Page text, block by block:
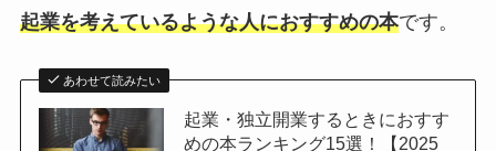
起業を考えているような人におすすめの本です。
あわせて読みたい
起業・独立開業するときにおすす
めの本ランキング15選！【2025